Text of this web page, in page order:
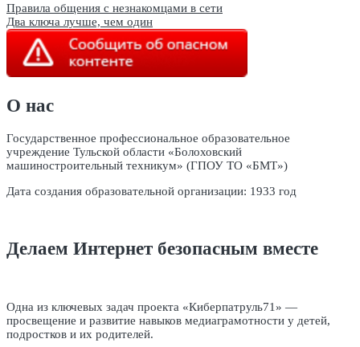
Навигация
по
записям
Правила общения с незнакомцами в сети
Два ключа лучше, чем один
О нас
Государственное профессиональное образовательное
учреждение Тульской области «Болоховский
машиностроительный техникум» (ГПОУ ТО «БМТ»)
Дата создания образовательной организации: 1933 год
Делаем Интернет безопасным вместе
Одна из ключевых задач проекта «Киберпатруль71» —
просвещение и развитие навыков медиаграмотности у детей,
подростков и их родителей.